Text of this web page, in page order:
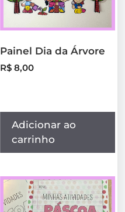
Painel Dia da Árvore
R$ 8,00
Adicionar ao
carrinho